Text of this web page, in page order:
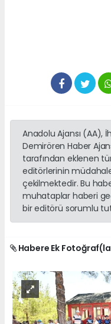
Anadolu Ajansı (AA),
Demirören Haber
tarafından eklenen
editörlerinin
çekilmektedir. Bu
muhataplar haberi
bir editörü sorumlu
Habere Ek